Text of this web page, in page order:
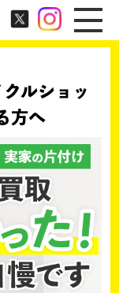
ルショッ
方へ